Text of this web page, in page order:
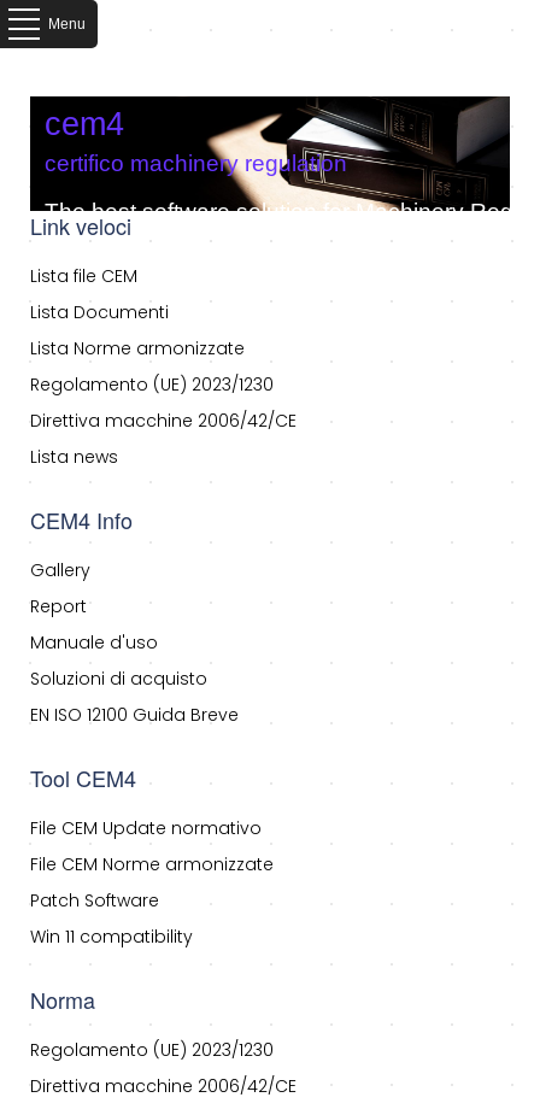
Menu
cem4
certifico machinery regulation
The best software solution for Machinery
Link veloci
Lista file CEM
Lista Documenti
Lista Norme armonizzate
Regolamento (UE) 2023/1230
Direttiva macchine 2006/42/CE
Lista news
CEM4 Info
Gallery
Report
Manuale d'uso
Soluzioni di acquisto
EN ISO 12100 Guida Breve
Tool CEM4
File CEM Update normativo
File CEM Norme armonizzate
Patch Software
Win 11 compatibility
Norma
Regolamento (UE) 2023/1230
Direttiva macchine 2006/42/CE